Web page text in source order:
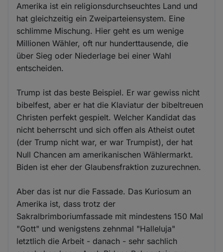
Amerika ist ein religionsdurchseuchtes Land und
hat gleichzeitig ein Zweiparteiensystem. Eine
schlimme Mischung. Hier geht es um wenige
Millionen Wähler, oft nur hunderttausende, die
über Sieg oder Niederlage bei einer Wahl
entscheiden.
Trump ist das beste Beispiel. Er war gewiss nicht
bibelfest, aber er hat die Klaviatur der bibeltreuen
Christen perfekt gespielt. Welcher Kandidat das
nicht beherrscht und sich offen als Atheist outet
(der Trump nicht war, er war Trumpist), der hat
Null Chancen am amerikanischen Wählermarkt.
Biden ist eher der Glaubensfraktion zuzurechnen.
Aber das ist nur die Fassade. Das Kuriosum an
Amerika ist, dass trotz der
Sakralbrimboriumfassade mit mindestens 150 Mal
"Gott" und wenigstens zehnmal "Halleluja"
letztlich die Arbeit - danach - sehr sachlich